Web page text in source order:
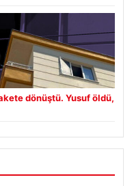
dönüştü. Yusuf öldü,